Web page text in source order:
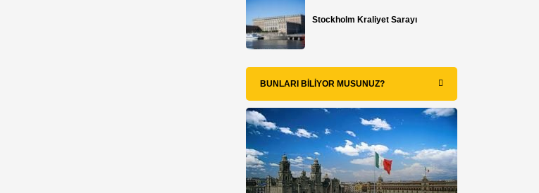
Stockholm Kraliyet Sarayı
BUNLARI BILIYOR MUSUNUZ?